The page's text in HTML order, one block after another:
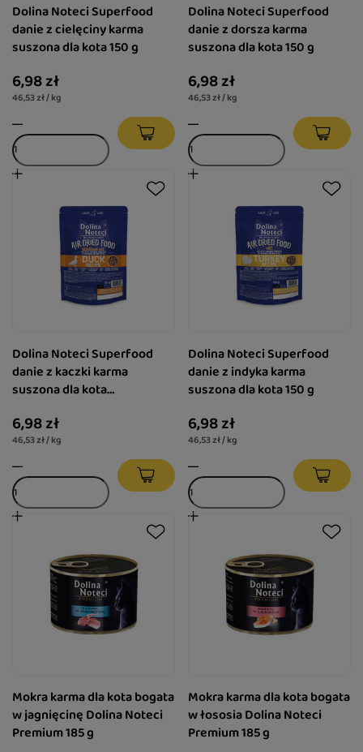
Dolina Noteci Superfood
danie z cielęciny karma
suszona dla kota 150 g
6,98 zł
46,53 zł / kg
Dolina Noteci Superfood
danie z dorsza karma
suszona dla kota 150 g
6,98 zł
46,53 zł / kg
Dolina Noteci Superfood
danie z kaczki karma
suszona dla kota
6,98 zł
46,53 zł / kg
Dolina Noteci Superfood
danie z indyka karma
suszona dla kota 150 g
6,98 zł
46,53 zł / kg
Mokra karma dla kota bogata
w jagnięcinę Dolina Noteci
Premium 185 g
Mokra karma dla kota bogata
w łososia Dolina Noteci
Premium 185 g